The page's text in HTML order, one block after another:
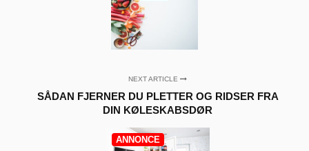
NEXT ARTICLE
SÅDAN FJERNER DU PLETTER OG RIDSER FRA
DIN KØLESKABSDØR
ANNONCE